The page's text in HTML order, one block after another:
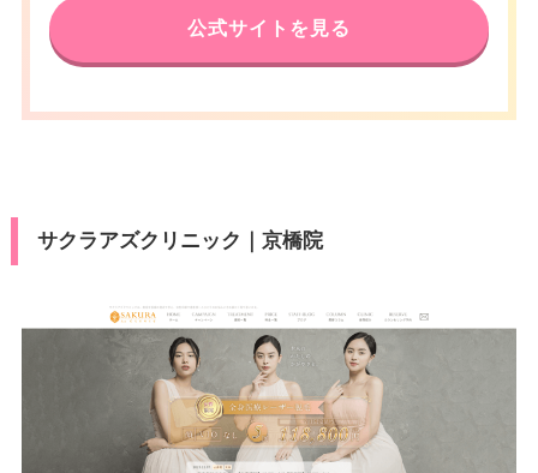
公式サイトを見る
サクラアズクリニック｜京橋院